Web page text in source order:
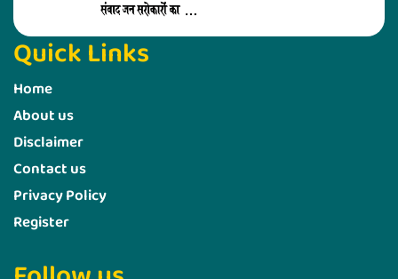
Quick Links
Home
About us
Disclaimer
Contact us
Privacy Policy
Register